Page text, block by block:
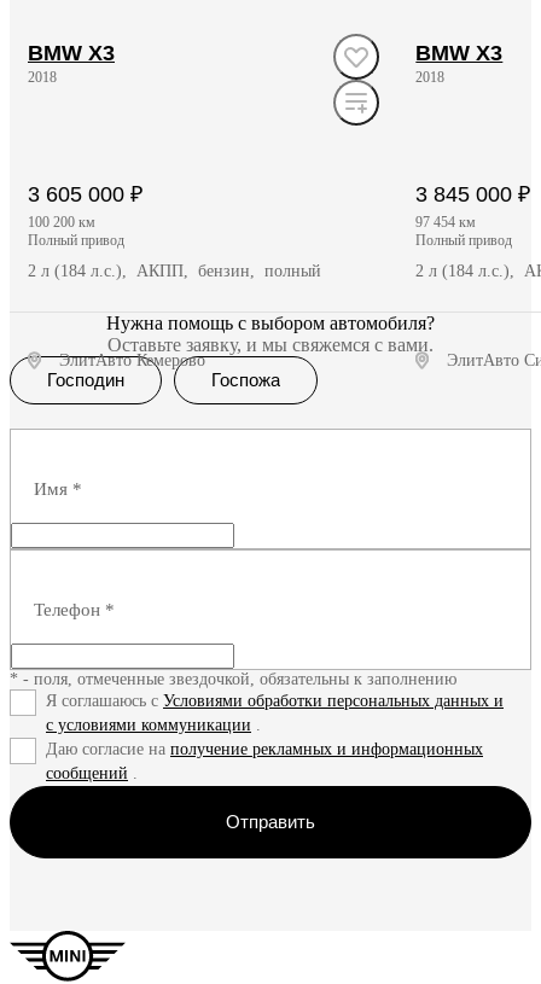
BMW X3
2018
3 605 000 ₽
100 200 км
полный привод
2 л (184 л.с.), АКПП, бензин, полный
ЭлитАвто Кемерово
Получить предложение
BMW X3
2018
3 845 000 ₽
97 454 км
полный привод
2 л (184 л.с.),
ЭлитАвто
Нужна помощь с выбором автомобиля?
Оставьте заявку, и мы свяжемся с вами.
Господин
Госпожа
Имя *
Телефон *
* - поля, отмеченные звездочкой, обязательны к заполнению
Я соглашаюсь с Условиями обработки персональных данных и
с условиями коммуникации
Даю согласие на получение рекламных и информационных
сообщений
Отправить